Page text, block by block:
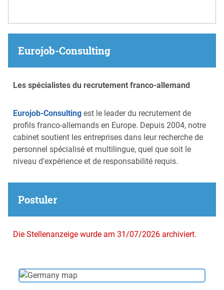
Eurojob-Consulting
Les spécialistes du recrutement franco-allemand
Eurojob-Consulting est le leader du recrutement de
profils franco-allemands en Europe. Depuis 2004, notre
cabinet soutient les entreprises dans leur recherche de
personnel spécialisé et multilingue, quel que soit le
niveau d'expérience et de responsabilité requis.
Postuler
Die Stellenanzeige wurde am 31/07/2026 archiviert.